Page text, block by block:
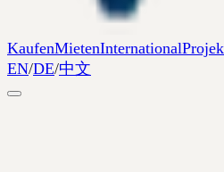
KaufenMietenInternational
EN/DE/中文